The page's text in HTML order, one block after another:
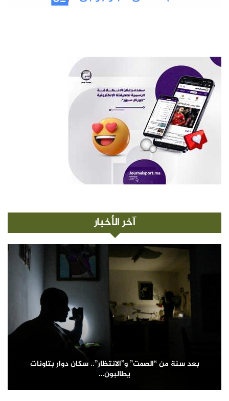
آخر الأخبار
بعد سنة من “الصمت” و”الانتظار”.. سكان دوار بتاونات
يطالبون…